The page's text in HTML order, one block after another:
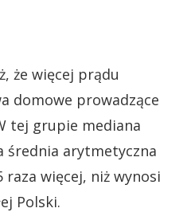
że więcej prądu
domowe prowadzące
tej grupie mediana
średnia arytmetyczna
raza więcej, niż wynosi
Polski.